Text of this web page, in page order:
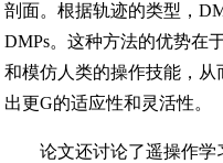
剖面。根据轨迹的类型，
DMPs。这种方法的优势在
和模仿人类的操作技能，
出更G的适应性和灵活性。
论文还讨论了遥操作学